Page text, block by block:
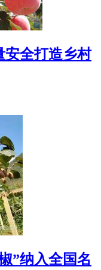
安全打造乡村
”纳入全国名